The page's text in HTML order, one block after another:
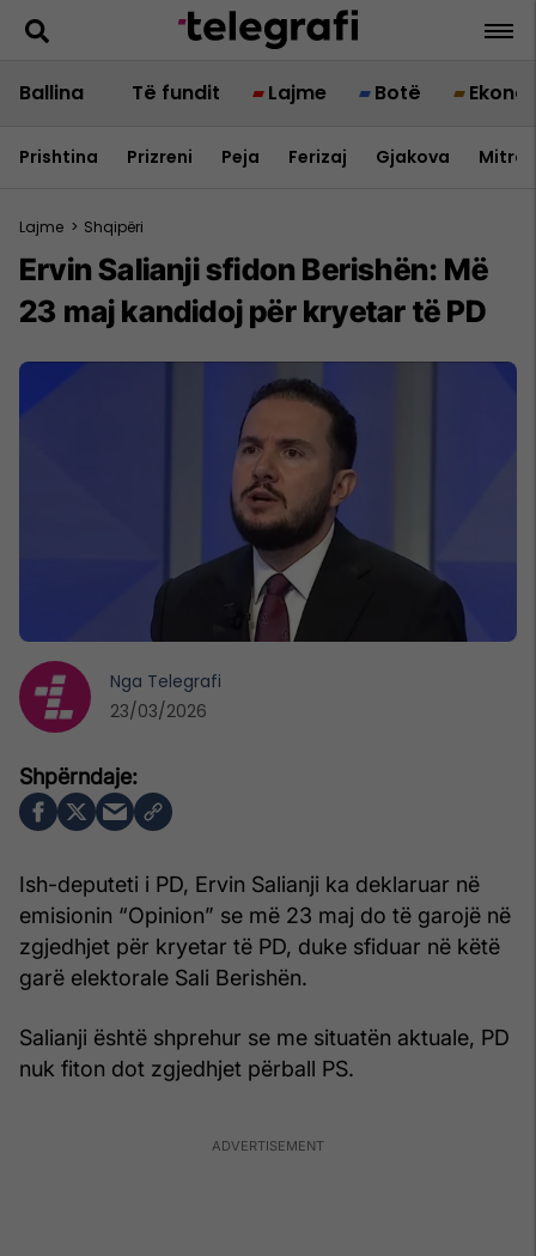
Ballina Të fundit Lajme Botë
Prishtina Prizreni Peja Ferizaj Gjakova
Lajme > Shqipëri
Ervin Salianji sfidon Berishën: Më
23 maj kandidoj për kryetar të PD
Ish-deputeti i PD, Ervin Salianji ka deklaruar në
emisionin “Opinion” se më 23 maj do të garojë në
zgjedhjet për kryetar të PD, duke sfiduar në këtë
garë elektorale Sali Berishën.
Salianji është shprehur se me situatën aktuale, PD
nuk fiton dot zgjedhjet përball PS.
Nga Telegrafi
23/03/2026